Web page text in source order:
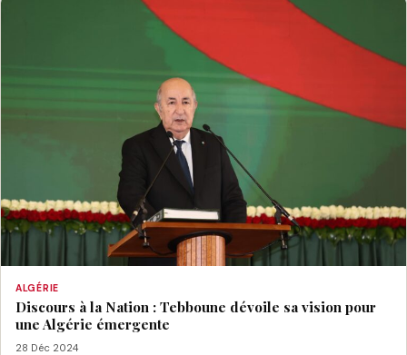
ALGÉRIE
Discours à la Nation : Tebboune dévoile sa vision pour
une Algérie émergente
28 Déc 2024